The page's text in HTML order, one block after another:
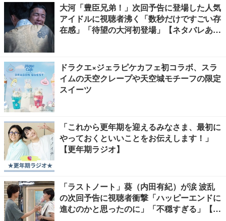
大河「豊臣兄弟！」次回予告に登場した人気
アイドルに視聴者沸く「数秒だけですごい存
在感」「待望の大河初登場」【ネタバレあ
ドラクエ×ジェラピケカフェ初コラボ、スラ
イムの天空クレープや天空城モチーフの限定
スイーツ
「これから更年期を迎えるみなさま、最初に
やっておくといいことをお伝えします！」
【更年期ラジオ】
「ラストノート」葵（内田有紀）が涙 波乱
の次回予告に視聴者衝撃「ハッピーエンドに
進むのかと思ったのに」「不穏すぎる」【ネ